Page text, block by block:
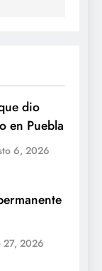
dio
en Puebla
6, 2026
27, 2026